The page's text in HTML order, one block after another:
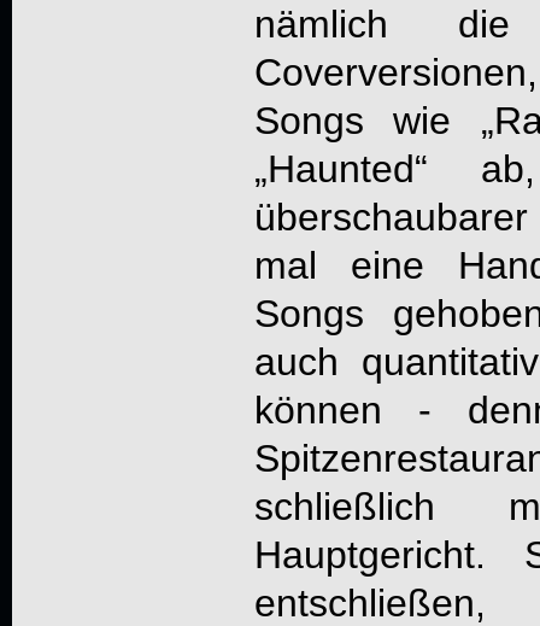
nämlich die
Songs wie
„Haunted“
mal eine
Songs
auch
können -
schließlich